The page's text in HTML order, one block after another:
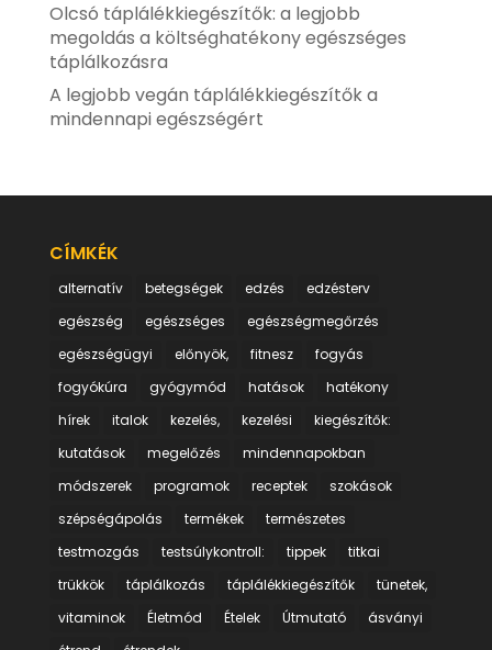
Olcsó táplálékkiegészítők: a legjobb
megoldás a költséghatékony egészséges
táplálkozásra
A legjobb vegán táplálékkiegészítők a
mindennapi egészségért
CÍMKÉK
alternatív betegségek edzés
edzésterv
egészség
egészséges
egészségmegőrzés
egészségügyi
előnyök, fitnesz
fogyás
fogyókúra
gyógymód hatások
hatékony
hírek
italok kezelés, kezelési
kiegészítők:
kutatások
megelőzés
mindennapokban
módszerek
programok receptek
szokások
szépségápolás
termékek
természetes
testmozgás
testsúlykontroll: tippek
titkai
trükkök
táplálkozás táplálékkiegészítők
tünetek,
vitaminok
Életmód Ételek Útmutató
ásványi